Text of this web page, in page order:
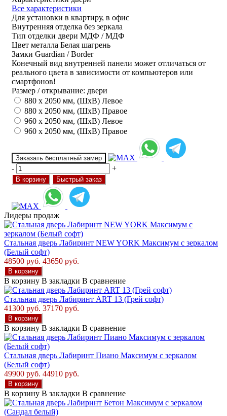
Все характеристики
Для установки в квартиру, в офис
Внутренняя отделка без зеркала
Тип отделки двери МДФ / МДФ
Цвет металла Белая шагрень
Замки Guardian / Border
Конечный вид внутренней панели может отличаться от
реального цвета в зависимости от компьютеров или
смартфонов!
Размер / открывание: двери
880 х 2050 мм, (ШхВ) Левое
880 х 2050 мм, (ШхВ) Правое
960 х 2050 мм, (ШхВ) Левое
960 х 2050 мм, (ШхВ) Правое
Заказать бесплатный замер
- +
В корзину Быстрый заказ
Лидеры продаж
Стальная дверь Лабиринт NEW YORK Максимум с зеркалом
(Белый софт)
48500 руб. 43650 руб.
В корзину
В корзину В закладки В сравнение
Стальная дверь Лабиринт ART 13 (Грей софт)
41300 руб. 37170 руб.
В корзину
В корзину В закладки В сравнение
Стальная дверь Лабиринт Пиано Максимум с зеркалом
(Белый софт)
49900 руб. 44910 руб.
В корзину
В корзину В закладки В сравнение